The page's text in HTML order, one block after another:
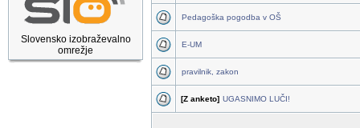
Slovensko izobraževalno
omrežje
Pedagoška pogodba v OŠ
E-UM
pravilnik, zakon
[Z anketo] UGASNIMO LUČI!